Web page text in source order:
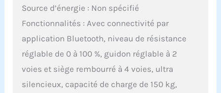
Source d’énergie : Non spécifié
Fonctionnalités : Avec connectivité par
application Bluetooth, niveau de résistance
réglable de 0 à 100 %, guidon réglable à 2
voies et siège rembourré à 4 voies, ultra
silencieux, capacité de charge de 150 kg,